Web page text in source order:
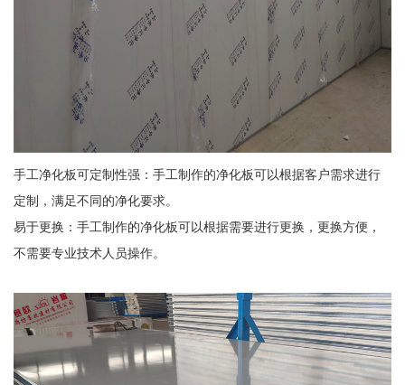
手工净化板可定制性强：手工制作的净化板可以根据客户需求进行
定制，满足不同的净化要求。
易于更换：手工制作的净化板可以根据需要进行更换，更换方便，
不需要专业技术人员操作。